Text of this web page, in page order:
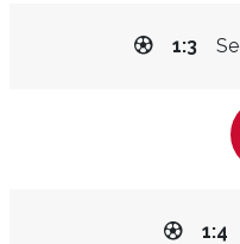
1:3
1:4